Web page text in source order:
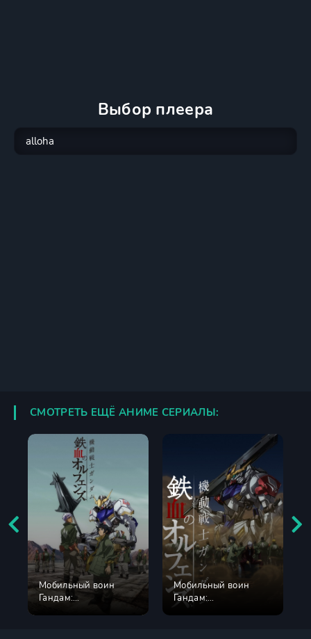
Выбор плеера
СМОТРЕТЬ ЕЩЁ АНИМЕ СЕРИАЛЫ:
Мобильный воин
Гандам:
Мобильный воин
Гандам: